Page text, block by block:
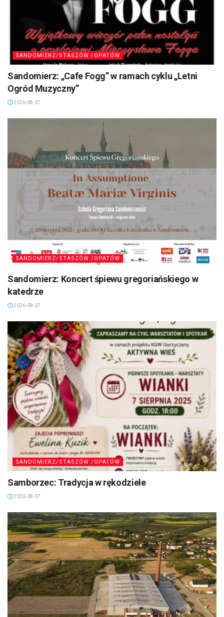
SANDOMIERZ/STASZÓW /OPATÓW
Sandomierz: „Cafe Fogg” w ramach cyklu „Letni
Ogród Muzyczny”
2026-08-07
SANDOMIERZ/STASZÓW /OPATÓW
Sandomierz: Koncert śpiewu gregoriańskiego w
katedrze
2026-08-07
SANDOMIERZ/STASZÓW /OPATÓW
Samborzec: Tradycja w rękodziele
2026-08-07